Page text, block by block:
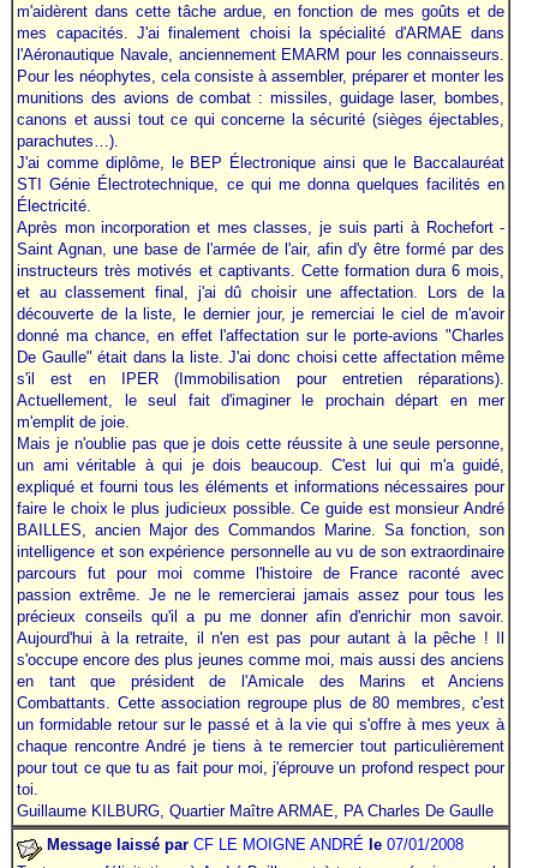
m'aidèrent dans cette tâche ardue, en fonction de mes goûts et de
mes capacités. J'ai finalement choisi la spécialité d'ARMAE dans
l'Aéronautique Navale, anciennement EMARM pour les connaisseurs.
Pour les néophytes, cela consiste à assembler, préparer et monter les
munitions des avions de combat : missiles, guidage laser, bombes,
canons et aussi tout ce qui concerne la sécurité (sièges éjectables,
parachutes…).
J'ai comme diplôme, le BEP Électronique ainsi que le Baccalauréat
STI Génie Électrotechnique, ce qui me donna quelques facilités en
Électricité.
Après mon incorporation et mes classes, je suis parti à Rochefort -
Saint Agnan, une base de l'armée de l'air, afin d'y être formé par des
instructeurs très motivés et captivants. Cette formation dura 6 mois,
et au classement final, j'ai dû choisir une affectation. Lors de la
découverte de la liste, le dernier jour, je remerciai le ciel de m'avoir
donné ma chance, en effet l'affectation sur le porte-avions "Charles
De Gaulle" était dans la liste. J'ai donc choisi cette affectation même
s'il est en IPER (Immobilisation pour entretien réparations).
Actuellement, le seul fait d'imaginer le prochain départ en mer
m'emplit de joie.
Mais je n'oublie pas que je dois cette réussite à une seule personne,
un ami véritable à qui je dois beaucoup. C'est lui qui m'a guidé,
expliqué et fourni tous les éléments et informations nécessaires pour
faire le choix le plus judicieux possible. Ce guide est monsieur André
BAILLES, ancien Major des Commandos Marine. Sa fonction, son
intelligence et son expérience personnelle au vu de son extraordinaire
parcours fut pour moi comme l'histoire de France raconté avec
passion extrême. Je ne le remercierai jamais assez pour tous les
précieux conseils qu'il a pu me donner afin d'enrichir mon savoir.
Aujourd'hui à la retraite, il n'en est pas pour autant à la pêche ! Il
s'occupe encore des plus jeunes comme moi, mais aussi des anciens
en tant que président de l'Amicale des Marins et Anciens
Combattants. Cette association regroupe plus de 80 membres, c'est
un formidable retour sur le passé et à la vie qui s'offre à mes yeux à
chaque rencontre André je tiens à te remercier tout particulièrement
pour tout ce que tu as fait pour moi, j'éprouve un profond respect pour
toi.
Guillaume KILBURG, Quartier Maître ARMAE, PA Charles De Gaulle
Message laissé par CF LE MOIGNE ANDRÉ le 07/01/2008